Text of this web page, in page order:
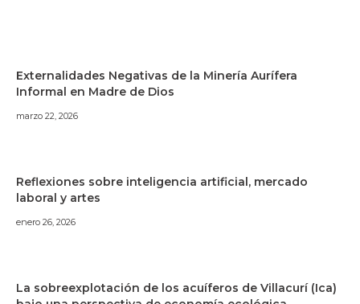
Externalidades Negativas de la Minería Aurífera
Informal en Madre de Dios
marzo 22, 2026
Reflexiones sobre inteligencia artificial, mercado
laboral y artes
enero 26, 2026
La sobreexplotación de los acuíferos de Villacurí (Ica)